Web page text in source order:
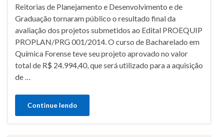
Reitorias de Planejamento e Desenvolvimento e de
Graduação tornaram público o resultado final da
avaliação dos projetos submetidos ao Edital PROEQUIP
PROPLAN/PRG 001/2014. O curso de Bacharelado em
Química Forense teve seu projeto aprovado no valor
total de R$ 24.994,40, que será utilizado para a aquisição
de …
Continue lendo